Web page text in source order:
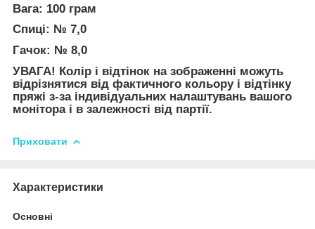
Вага: 100 грам
Спиці: № 7,0
Гачок: № 8,0
УВАГА! Колір і відтінок на зображенні можуть
відрізнятися від фактичного кольору і відтінку
пряжі з-за індивідуальних налаштувань вашого
монітора і в залежності від партії.
Приховати
Характеристики
Основні